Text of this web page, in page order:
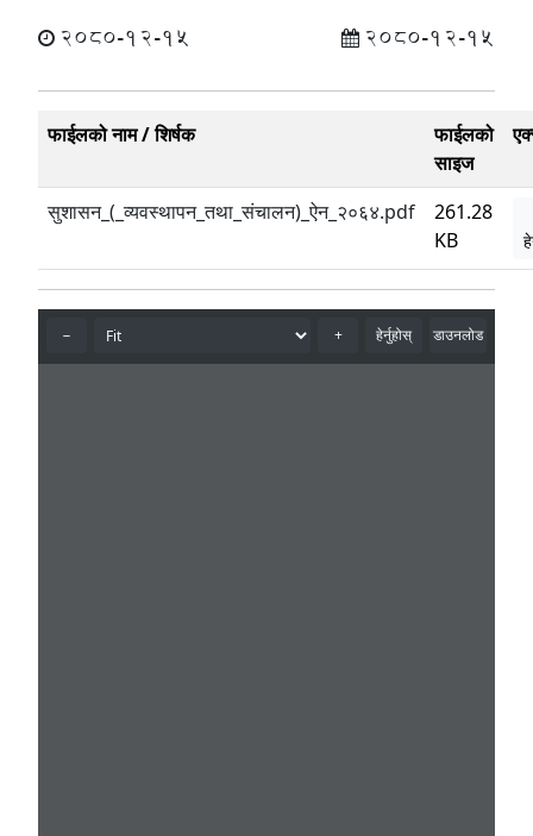
2080-12-15 2080-12-15
फाईलको नाम / शिर्षक
फाईलको
साइज
सुशासन_(_व्यवस्थापन_तथा_संचालन)_ऐन_२०६४.pdf
261.28
KB